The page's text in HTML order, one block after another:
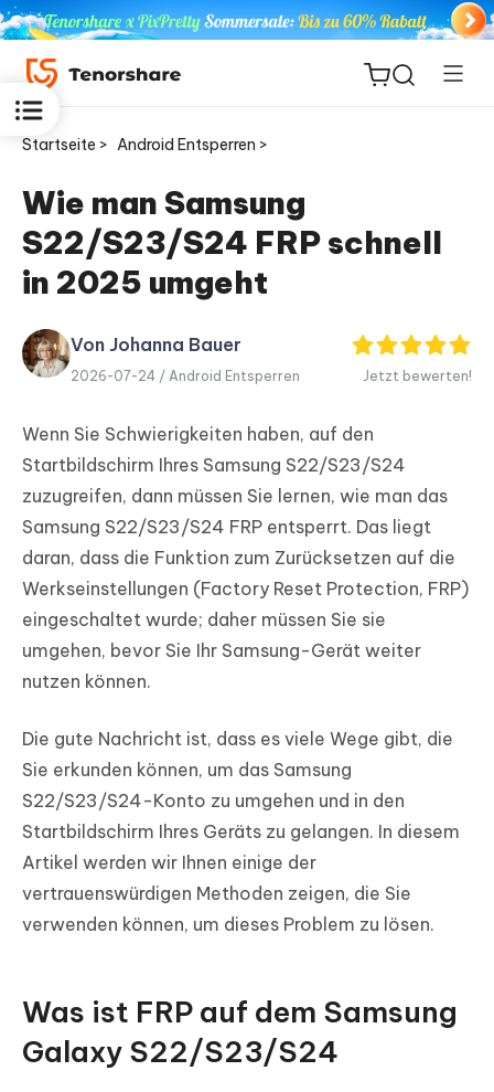
ReiBoot
for iOS
PDNob
PDF
Editor
Neu
iAnyGo
Startseite > Android Entsperren >
Wie man Samsung
S22/S23/S24 FRP schnell
in 2025 umgeht
Von Johanna Bauer
2026-07-24 / Android Entsperren Jetzt bewerten!
Wenn Sie Schwierigkeiten haben, auf den
Startbildschirm Ihres Samsung S22/S23/S24
zuzugreifen, dann müssen Sie lernen, wie man das
Samsung S22/S23/S24 FRP entsperrt. Das liegt
daran, dass die Funktion zum Zurücksetzen auf die
Werkseinstellungen (Factory Reset Protection, FRP)
eingeschaltet wurde; daher müssen Sie sie
umgehen, bevor Sie Ihr Samsung-Gerät weiter
nutzen können.
Die gute Nachricht ist, dass es viele Wege gibt, die
Sie erkunden können, um das Samsung
S22/S23/S24-Konto zu umgehen und in den
Startbildschirm Ihres Geräts zu gelangen. In diesem
Artikel werden wir Ihnen einige der
vertrauenswürdigen Methoden zeigen, die Sie
verwenden können, um dieses Problem zu lösen.
Was ist FRP auf dem Samsung
Galaxy S22/S23/S24